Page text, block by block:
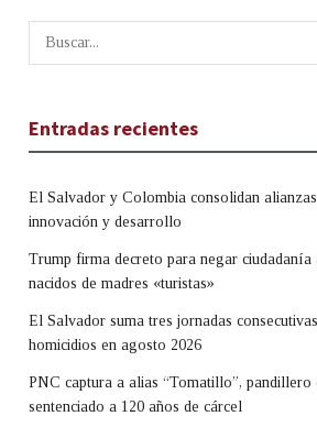
Entradas recientes
El Salvador y Colombia consolidan
innovación y desarrollo
Trump firma decreto para negar ciudadanía
nacidos de madres «turistas»
El Salvador suma tres jornadas
homicidios en agosto 2026
PNC captura a alias “Tomatillo”, pandillero
sentenciado a 120 años de cárcel